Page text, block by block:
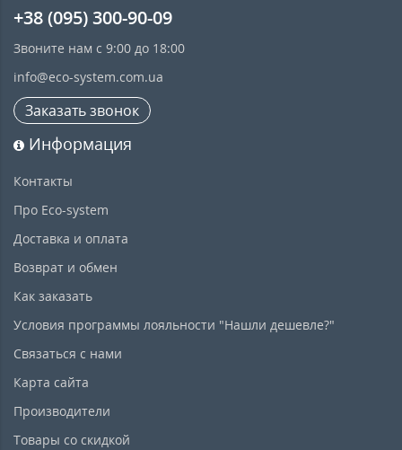
+38 (095) 300-90-09
Звоните нам с 9:00 до 18:00
info@eco-system.com.ua
Заказать звонок
Информация
Контакты
Про Eco-system
Доставка и оплата
Возврат и обмен
Как заказать
Условия программы лояльности "Нашли дешевле?"
Связаться с нами
Карта сайта
Производители
Товары со скидкой